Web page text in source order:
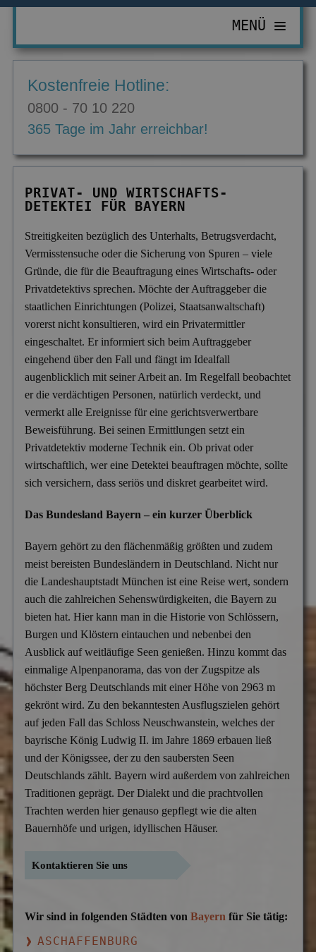
PRIVATDETEKTIV
Erbschaft & Erbanspruch
Nachweis Eheähnlichkeit
Partner- & Treuetest
Personen- & Zeugensuche
Scheidung & Ehebruch
Sorgerecht & Vormundschaft
Unterhalt & Alimente
Verleumdung & Rufmord
WIRTSCHAFTSDETEKTIV
ZUR ÜBERSICHT
Computerkriminalität
Diebstahl im Betrieb
Einkommensüberprüfung
Insolvenzverschleppung
Korruptionsbekämpfung
Krankschreibungsbetrug
Leumundsüberprüfung
Mitarbeiterüberwachung
Objekt- & Personenschutz
Personalüberprüfung
Schuldner- & Adresssuche
Schwarzarbeit im Betrieb
Unerlaubter Nebenjob
Wanzen- & Lauschabwehr
Wirtschaftsspionage
EINSATZGEBIETE
Köln
Bremen
Essen
Leipzig
Dortmund
München
Dresden
Hamburg
Nürnberg
Duisburg
Stuttgart
INFORMATIONEN
Aktuelles
Ausbildung
FAQ
Preise
Über uns
MENÜ
Kostenfreie Hotline:
0800 - 70 10 220
365 Tage im Jahr erreichbar!
PRIVAT- UND WIRTSCHAFTS-
DETEKTEI FÜR BAYERN
Streitigkeiten bezüglich des Unterhalts, Betrugsverdacht,
Vermisstensuche oder die Sicherung von Spuren – viele
Gründe, die für die Beauftragung eines Wirtschafts- oder
Privatdetektivs sprechen. Möchte der Auftraggeber die
staatlichen Einrichtungen (Polizei, Staatsanwaltschaft)
vorerst nicht konsultieren, wird ein Privatermittler
eingeschaltet. Er informiert sich beim Auftraggeber
eingehend über den Fall und fängt im Idealfall
augenblicklich mit seiner Arbeit an. Im Regelfall beobachtet
er die verdächtigen Personen, natürlich verdeckt, und
vermerkt alle Ereignisse für eine gerichtsverwertbare
Beweisführung. Bei seinen Ermittlungen setzt ein
Privatdetektiv moderne Technik ein. Ob privat oder
wirtschaftlich, wer eine Detektei beauftragen möchte, sollte
sich versichern, dass seriös und diskret gearbeitet wird.
Das Bundesland Bayern – ein kurzer Überblick
Bayern gehört zu den flächenmäßig größten und zudem
meist bereisten Bundesländern in Deutschland. Nicht nur
die Landeshauptstadt München ist eine Reise wert, sondern
auch die zahlreichen Sehenswürdigkeiten, die Bayern zu
bieten hat. Hier kann man in die Historie von Schlössern,
Burgen und Klöstern eintauchen und nebenbei den
Ausblick auf weitläufige Seen genießen. Hinzu kommt das
einmalige Alpenpanorama, das von der Zugspitze als
höchster Berg Deutschlands mit einer Höhe von 2963 m
gekrönt wird. Zu den bekanntesten Ausflugszielen gehört
auf jeden Fall das Schloss Neuschwanstein, welches der
bayrische König Ludwig II. im Jahre 1869 erbauen ließ
und der Königssee, der zu den saubersten Seen
Deutschlands zählt. Bayern wird außerdem von zahlreichen
Traditionen geprägt. Der Dialekt und die prachtvollen
Trachten werden hier genauso gepflegt wie die alten
Bauernhöfe und urigen, idyllischen Häuser.
Kontaktieren Sie uns
Wir sind in folgenden Städten vonBayern für Sie tätig:
ASCHAFFENBURG